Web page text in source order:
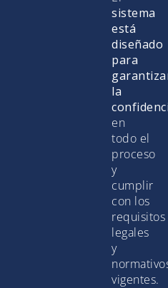
sistema
está
diseñado
para
la
en
todo el
proceso
y
cumplir
con los
requisitos
legales
y
vigentes.